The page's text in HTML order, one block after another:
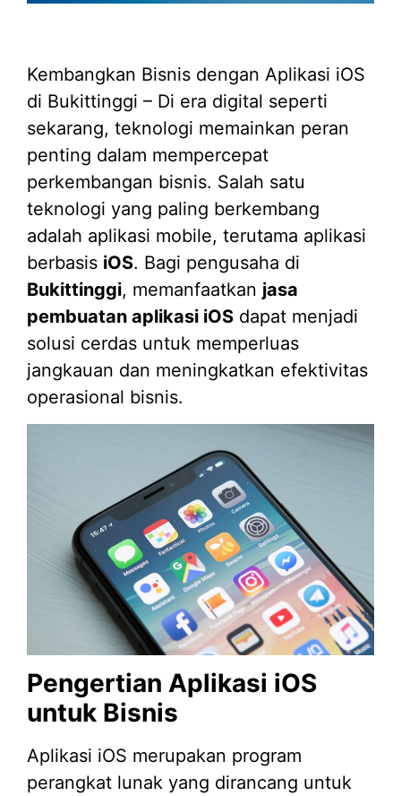
Kembangkan Bisnis dengan Aplikasi iOS
di Bukittinggi – Di era digital seperti
sekarang, teknologi memainkan peran
penting dalam mempercepat
perkembangan bisnis. Salah satu
teknologi yang paling berkembang
adalah aplikasi mobile, terutama aplikasi
berbasis iOS. Bagi pengusaha di
Bukittinggi, memanfaatkan jasa
pembuatan aplikasi iOS dapat menjadi
solusi cerdas untuk memperluas
jangkauan dan meningkatkan efektivitas
operasional bisnis.
Pengertian Aplikasi iOS
untuk Bisnis
Aplikasi iOS merupakan program
perangkat lunak yang dirancang untuk